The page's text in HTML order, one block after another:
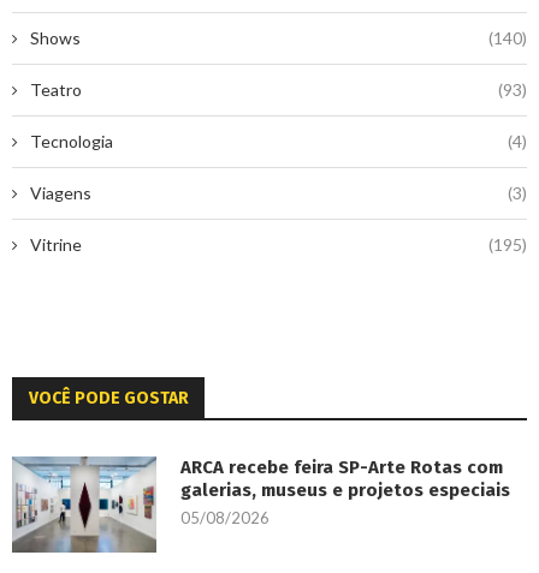
Shows (140)
Teatro (93)
Tecnologia (4)
Viagens (3)
Vitrine (195)
VOCÊ PODE GOSTAR
ARCA recebe feira SP-Arte Rotas com
galerias, museus e projetos especiais
05/08/2026